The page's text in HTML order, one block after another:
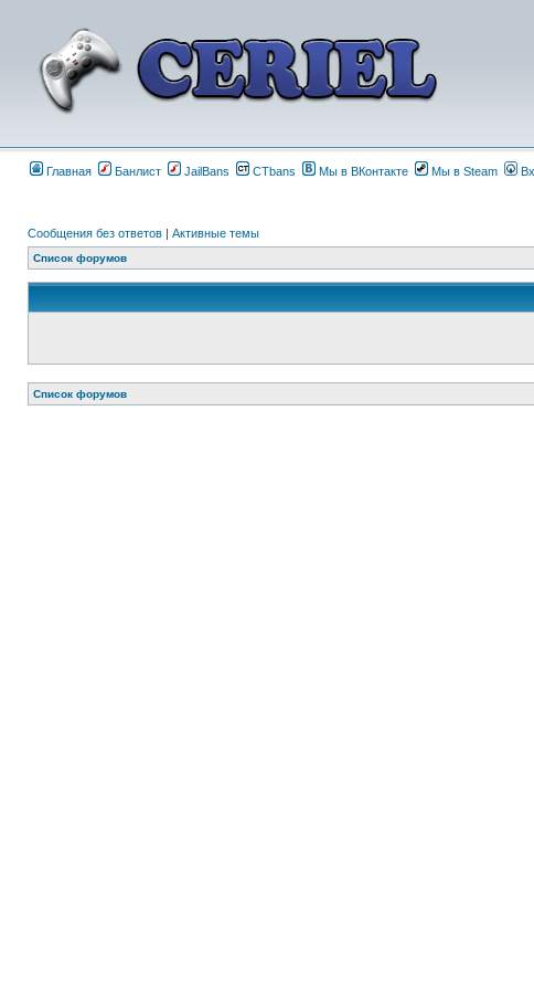
Главная Банлист JailBans CTbans Мы в ВКонтакте Мы в Steam
Сообщения без ответов | Активные темы
Список форумов
Список форумов